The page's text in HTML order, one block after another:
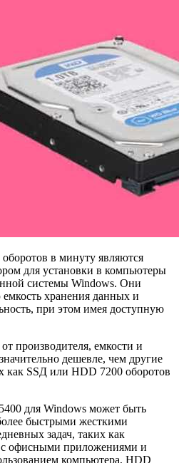
в минуту являются
для установки в компьютеры
системы Windows. Они
хранения данных и
при этом имея доступную
производителя, емкости и
дешевле, чем другие
как SSД или HDD 7200 оборотов
для Windows может быть
быстрыми жесткими
задач, таких как
офисными приложениями и
компьютера, HDD